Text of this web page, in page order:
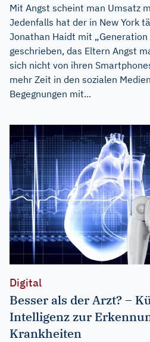
Mit Angst scheint man Umsatz
Jedenfalls hat der in New York
Jonathan Haidt mit „Generation
geschrieben, das Eltern Angst
sich nicht von ihren
mehr Zeit in den sozialen
Begegnungen mit...
Digital
Besser als der Arzt? –
Intelligenz zur
Krankheiten